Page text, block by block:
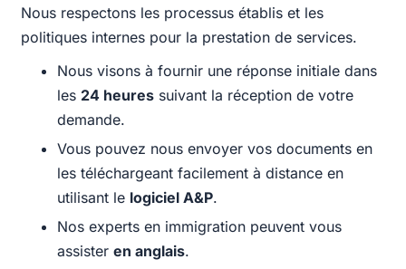
Nous respectons les processus établis et les
politiques internes pour la prestation de services.
Nous visons à fournir une réponse initiale dans
les 24 heures suivant la réception de votre
demande.
Vous pouvez nous envoyer vos documents en
les téléchargeant facilement à distance en
utilisant le logiciel A&P.
Nos experts en immigration peuvent vous
assisteren anglais.